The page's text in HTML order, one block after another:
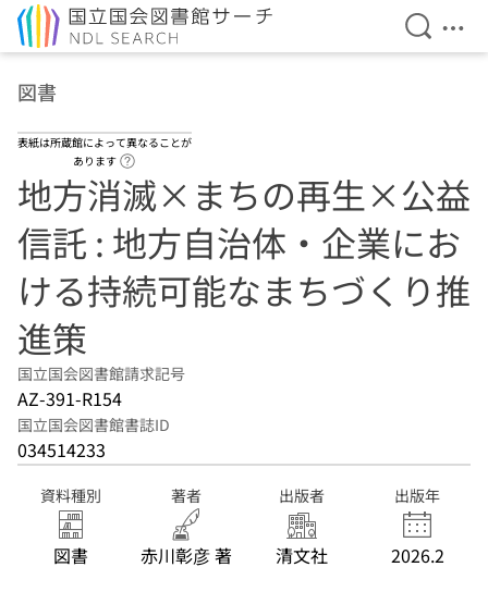
検索を
メ
図書
表紙は所蔵館によって異なることが
あります
地方消滅×まちの再生×公益
信託 : 地方自治体・企業にお
ける持続可能なまちづくり推
進策
国立国会図書館請求記号
AZ-391-R154
国立国会図書館書誌ID
034514233
資料種別
図書
著者
赤川彰彦 著
出版者
清文社
出版年
2026.2